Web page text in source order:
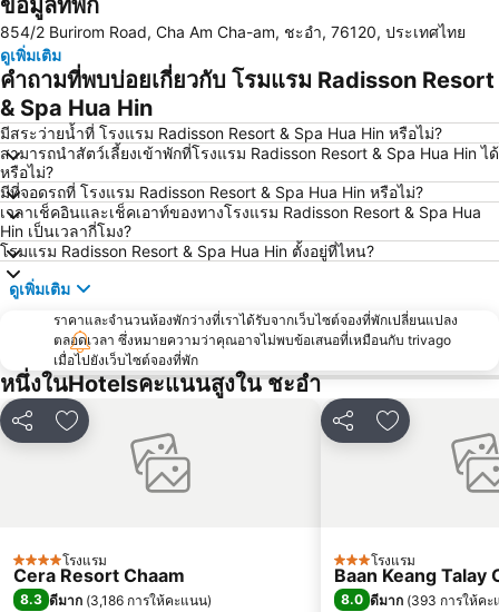
Suan Son Pradipat Beach
ซานโตรีนีพาร์ค ชะอำ
เขาวัง อุทยานประวัติศาสตร์พระนครศรีอยุธยา
Premium Outlet Cha-am
ไร่องุ่นหัวหินฮิลล์วินยาร์ด
ข้อมูลที่พัก
854/2 Burirom Road, Cha Am Cha-am, ชะอำ, 76120, ประเทศไทย
ดูเพิ่มเติม
คำถามที่พบบ่อยเกี่ยวกับ โรมแรม Radisson Resort
& Spa Hua Hin
มีสระว่ายน้ำที่ โรงแรม Radisson Resort & Spa Hua Hin หรือไม่?
สามารถนำสัตว์เลี้ยงเข้าพักที่โรงแรม Radisson Resort & Spa Hua Hin ได้
หรือไม่?
มีที่จอดรถที่ โรงแรม Radisson Resort & Spa Hua Hin หรือไม่?
เวลาเช็คอินและเช็คเอาท์ของทางโรงแรม Radisson Resort & Spa Hua
Hin เป็นเวลากี่โมง?
โรมแรม Radisson Resort & Spa Hua Hin ตั้งอยู่ที่ไหน?
ดูเพิ่มเติม
ราคาและจำนวนห้องพักว่างที่เราได้รับจากเว็บไซต์จองที่พักเปลี่ยนแปลง
ตลอดเวลา ซึ่งหมายความว่าคุณอาจไม่พบข้อเสนอที่เหมือนกับ trivago
เมื่อไปยังเว็บไซต์จองที่พัก
หนึ่งในHotelsคะแนนสูงใน ชะอำ
แชร์ เพิ่มในรายการโปรด
4 ดาว โรงแรม
Cera Resort Chaam
8.3 ดีมาก (3,186 การให้คะแนน)
แชร์ เพิ่มในรายกา
3 ดาวโรงแรม
Baan Keang Talay
8.0 ดีมาก (393 การให้คะ